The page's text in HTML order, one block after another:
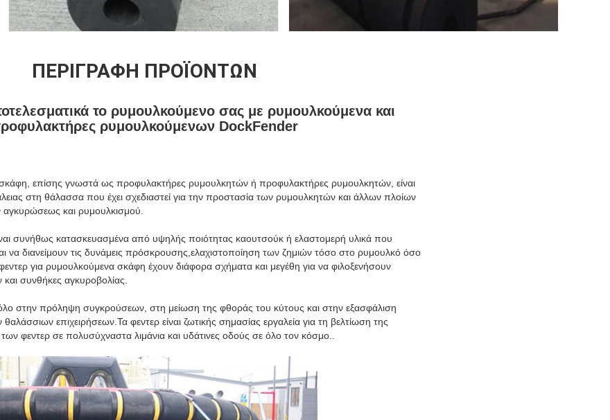
ΠΕΡΙΓΡΑΦΉ ΠΡΟΪΌΝΤΩΝ
το ρυμουλκούμενο σας με ρυμουλκούμενα και
ρυμουλκούμενων DockFender
επίσης γνωστά ως προφυλακτήρες ρυμουλκητών ή προφυλακτήρες ρυμουλκητών, είναι
στη θάλασσα που έχει σχεδιαστεί για την προστασία των ρυμουλκητών και άλλων πλοίων
αγκυρώσεως και ρυμουλκισμού.
συνήθως κατασκευασμένα από υψηλής ποιότητας καουτσούκ ή ελαστομερή υλικά που
διανείμουν τις δυνάμεις πρόσκρουσης,ελαχιστοποίηση των ζημιών τόσο στο ρυμουλκό όσο
για ρυμουλκούμενα σκάφη έχουν διάφορα σχήματα και μεγέθη για να φιλοξενήσουν
συνθήκες αγκυροβολίας.
στην πρόληψη συγκρούσεων, στη μείωση της φθοράς του κύτους και στην εξασφάλιση
επιχειρήσεων.Τα φεντερ είναι ζωτικής σημασίας εργαλεία για τη βελτίωση της
των φεντερ σε πολυσύχναστα λιμάνια και υδάτινες οδούς σε όλο τον κόσμο..